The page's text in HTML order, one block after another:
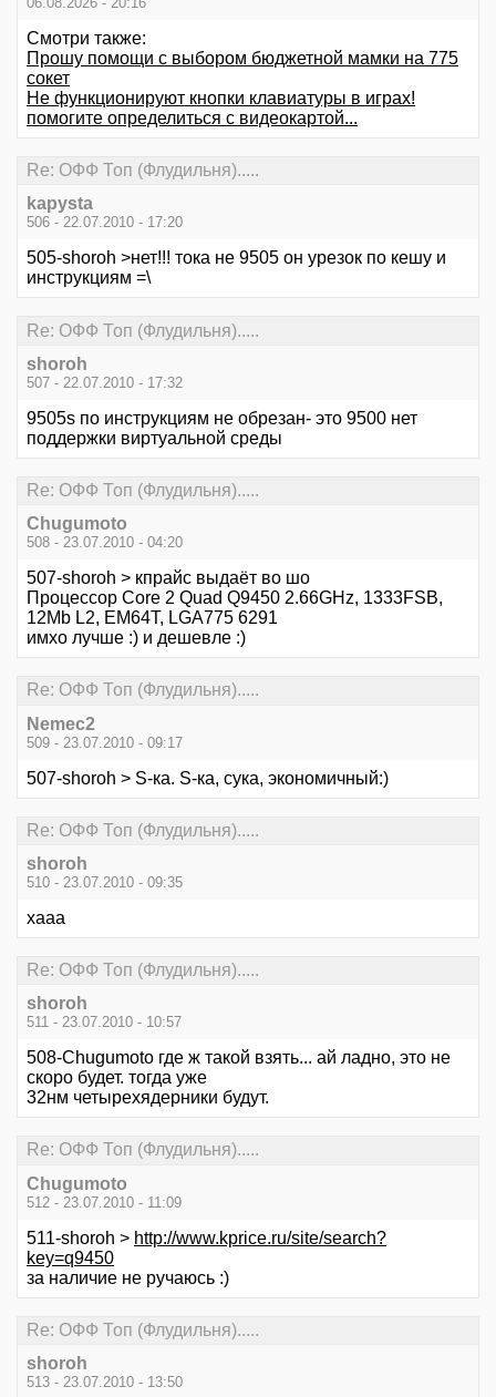
Смотри также:
Прошу помощи с выбором бюджетной мамки на 775
сокет
Не функционируют кнопки клавиатуры в играх!
помогите определиться с видеокартой...
Re: ОФФ Топ (Флудильня).....
kapysta
506 - 22.07.2010 - 17:20
505-shoroh >нет!!! тока не 9505 он урезок по кешу и
инструкциям =\
Re: ОФФ Топ (Флудильня).....
shoroh
507 - 22.07.2010 - 17:32
9505s по инструкциям не обрезан- это 9500 нет
поддержки виртуальной среды
Re: ОФФ Топ (Флудильня).....
Chugumoto
508 - 23.07.2010 - 04:20
507-shoroh > кпрайс выдаёт во шо
Процессор Core 2 Quad Q9450 2.66GHz, 1333FSB,
12Mb L2, EM64T, LGA775 6291
имхо лучше :) и дешевле :)
Re: ОФФ Топ (Флудильня).....
Nemec2
509 - 23.07.2010 - 09:17
507-shoroh > S-ка. S-ка, сука, экономичный:)
Re: ОФФ Топ (Флудильня).....
shoroh
510 - 23.07.2010 - 09:35
хааа
Re: ОФФ Топ (Флудильня).....
shoroh
511 - 23.07.2010 - 10:57
508-Chugumoto где ж такой взять... ай ладно, это не
скоро будет. тогда уже
32нм четырехядерники будут.
Re: ОФФ Топ (Флудильня).....
Chugumoto
512 - 23.07.2010 - 11:09
511-shoroh > http://www.kprice.ru/site/search?
key=q9450
за наличие не ручаюсь :)
Re: ОФФ Топ (Флудильня).....
shoroh
513 - 23.07.2010 - 13:50